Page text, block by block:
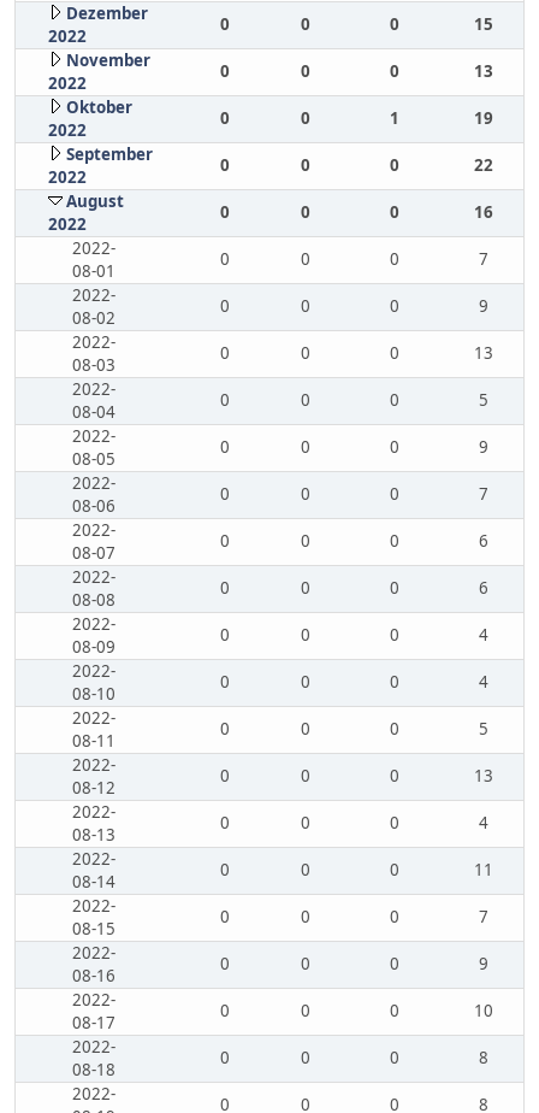
Dezember
2022
0 0 0
15
November
2022
0 0 0
13
Oktober
2022
0 0 1
19
September
2022
0 0 0
22
August
2022
0 0 0
16
2022-
08-01
0 0 0
7
2022-
08-02
0 0 0
9
2022-
08-03
0 0 0
13
2022-
08-04
0 0 0
5
2022-
08-05
0 0 0
9
2022-
08-06
0 0 0
7
2022-
08-07
0 0 0
6
2022-
08-08
0 0 0
6
2022-
08-09
0 0 0
4
2022-
08-10
0 0 0
4
2022-
08-11
0 0 0
5
2022-
08-12
0 0 0
13
2022-
08-13
0 0 0
4
2022-
08-14
0 0 0
11
2022-
08-15
0 0 0
7
2022-
08-16
0 0 0
9
2022-
08-17
0 0 0
10
2022-
08-18
0 0 0
8
2022-
0 0 0
8